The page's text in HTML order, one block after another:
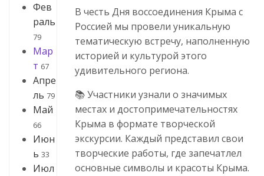
Фев
раль
79
Мар
т 67
Апре
ль 79
Май
66
Июн
ь 33
Июл
В честь Дня воссоединения Крыма с
Россией мы провели уникальную
тематическую встречу, наполненную
историей и культурой этого
удивительного региона.
📚 Участники узнали о значимых
местах и достопримечательностях
Крыма в формате творческой
экскурсии. Каждый представил свои
творческие работы, где запечатлел
основные символы и красоты Крыма.